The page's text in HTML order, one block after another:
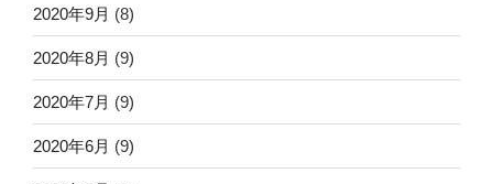
2020年9月 (8)
2020年8月 (9)
2020年7月 (9)
2020年6月 (9)